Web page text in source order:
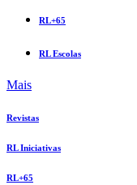
RL+65
RL Escolas
Mais
Revistas
RL Iniciativas
RL+65